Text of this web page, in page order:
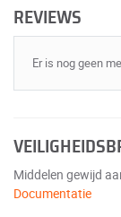
REVIEWS
Er is nog geen
Middelen gewijd
Documentatie